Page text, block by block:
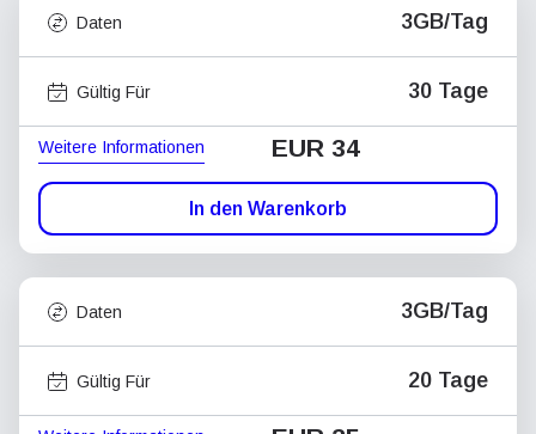
Daten 3GB/Tag
Gültig Für 30 Tage
Weitere Informationen EUR 34
In den Warenkorb
Daten 3GB/Tag
Gültig Für 20 Tage